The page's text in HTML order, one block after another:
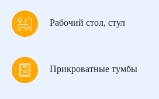
Рабочий стол, стул
Прикроватные тумбы